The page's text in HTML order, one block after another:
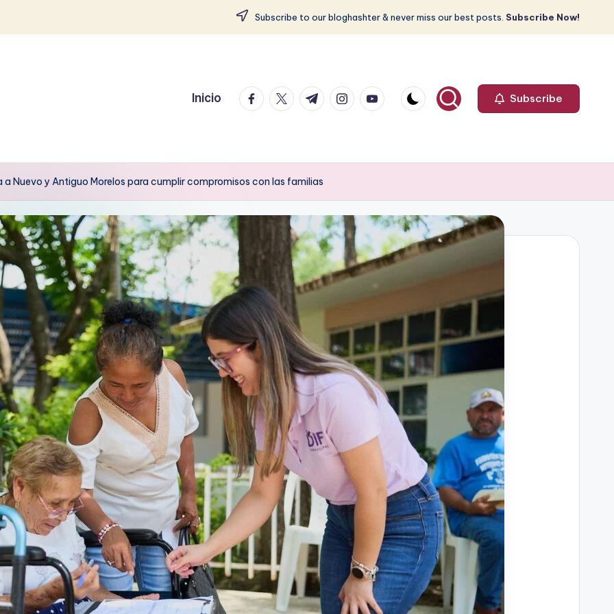
Subscribe to our bloghashter & never miss our best posts. Subscribe Now!
Inicio facebook.com
twitter.com
t.me instagram.com
youtube.com Subscribe
a Nuevo y Antiguo Morelos para cumplir compromisos con las familias